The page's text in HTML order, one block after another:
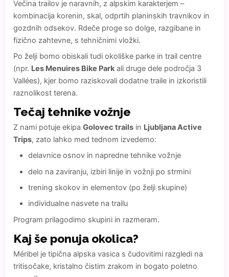
Večina trailov je naravnih, z alpskim karakterjem –
kombinacija korenin, skal, odprtih planinskih travnikov in
gozdnih odsekov. Rdeče proge so dolge, razgibane in
fizično zahtevne, s tehničnimi vložki.
Po želji bomo obiskali tudi okoliške parke in trail centre
(npr. Les Menuires Bike Park ali druge dele področja 3
Vallées), kjer bomo raziskovali dodatne traile in izkoristili
raznolikost terena.
Tečaj tehnike vožnje
Z nami potuje ekipa Golovec trails in Ljubljana Active
Trips, zato lahko med tednom izvedemo:
delavnice osnov in napredne tehnike vožnje
delo na zaviranju, izbiri linije in vožnji po strmini
trening skokov in elementov (po želji skupine)
individualne nasvete na trailu
Program prilagodimo skupini in razmeram.
Kaj še ponuja okolica?
Méribel je tipična alpska vasica s čudovitimi razgledi na
tritisočake, kristalno čistim zrakom in bogato poletno